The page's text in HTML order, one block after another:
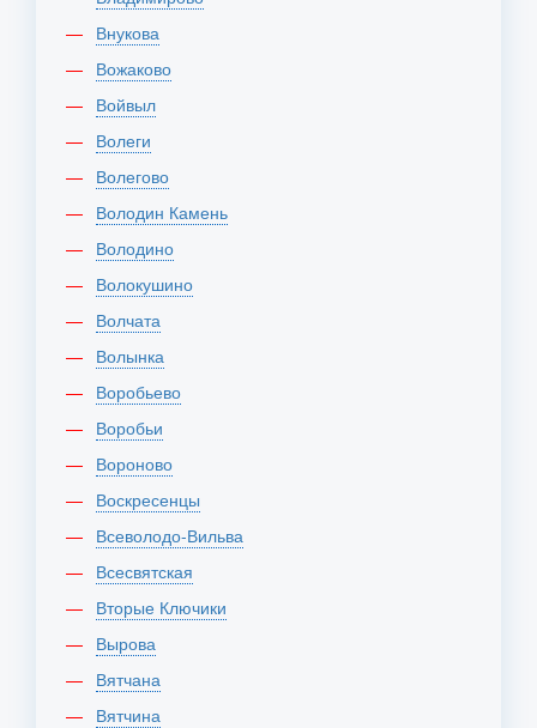
Внукова
Вожаково
Войвыл
Волеги
Волегово
Володин Камень
Володино
Волокушино
Волчата
Волынка
Воробьево
Воробьи
Вороново
Воскресенцы
Всеволодо-Вильва
Всесвятская
Вторые Ключики
Вырова
Вятчана
Вятчина